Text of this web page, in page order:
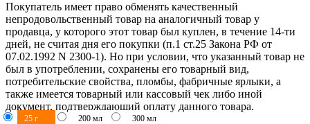
25 мл 50 мл 300 мл
50 мл
50 мл 250 мл
200 мл
60 мл 200 мл
450 мл
200 г
50 г
24 мл
25 мл
25 г
Покупатель имеет право обменять качественный
непродовольственный товар на аналогичный товар у
продавца, у которого этот товар был куплен, в течение 14-ти
дней, не считая дня его покупки (п.1 ст.25 Закона РФ от
07.02.1992 N 2300-1). Но при условии, что указанный товар не
был в употреблении, сохранены его товарный вид,
потребительские свойства, пломбы, фабричные ярлыки, а
также имеется товарный или кассовый чек либо иной
документ, подтверждающий оплату данного товара.